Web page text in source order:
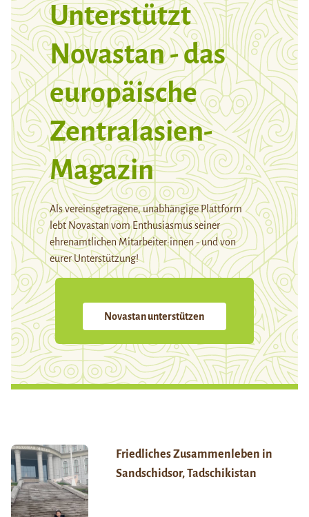
Unterstützt
Novastan - das
europäische
Zentralasien-
Magazin
Als vereinsgetragene, unabhängige Plattform
lebt Novastan vom Enthusiasmus seiner
ehrenamtlichen Mitarbeiter:innen - und von
eurer Unterstützung!
Novastan unterstützen
Friedliches Zusammenleben in
Sandschidsor, Tadschikistan